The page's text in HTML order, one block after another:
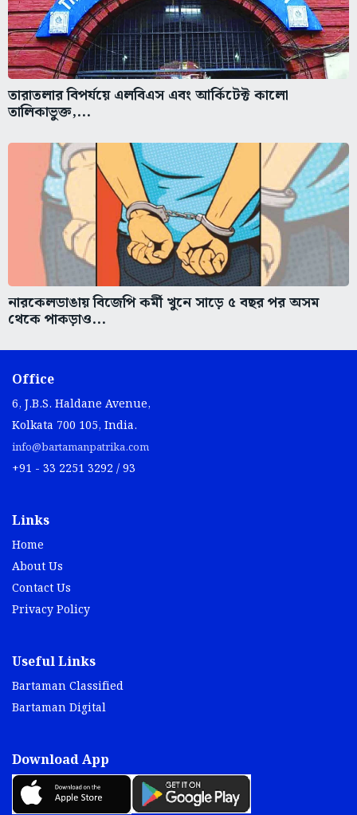
তারাতলার বিপর্যয়ে এলবিএস এবং আর্কিটেক্ট কালো
তালিকাভুক্ত,...
নারকেলডাঙায় বিজেপি কর্মী খুনে সাড়ে ৫ বছর পর অসম
থেকে পাকড়াও...
Office
6, J.B.S. Haldane Avenue,
Kolkata 700 105, India.
info@bartamanpatrika.com
+91 - 33 2251 3292 / 93
Links
Home
About Us
Contact Us
Privacy Policy
Useful Links
Bartaman Classified
Bartaman Digital
Download App